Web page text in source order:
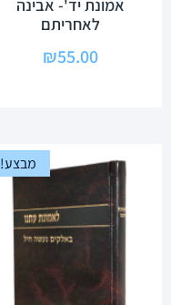
אמונת יד'- אבינה
לאחריתם
₪55.00
מבצע!